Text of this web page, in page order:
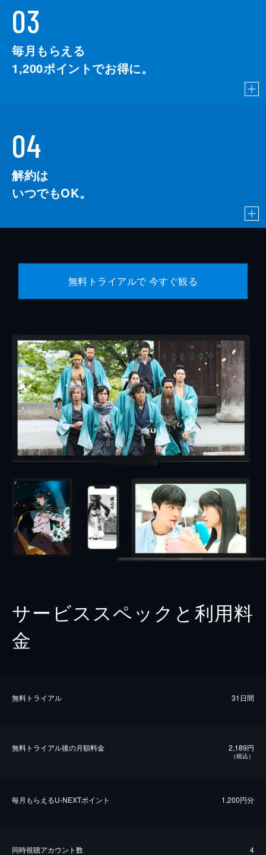
03
毎月もらえる
1,200ポイントでお得に。
04
解約は
いつでもOK。
無料トライアルで 今すぐ観る
サービススペックと利用料
金
無料トライアル 31日間
無料トライアル後の⽉額料金 2,189円
（税込）
毎⽉もらえるU-NEXTポイント 1,200円分
同時視聴アカウント数 4